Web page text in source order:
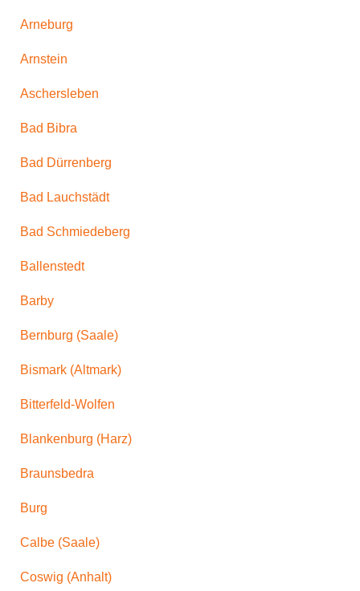
Arneburg
Arnstein
Aschersleben
Bad Bibra
Bad Dürrenberg
Bad Lauchstädt
Bad Schmiedeberg
Ballenstedt
Barby
Bernburg (Saale)
Bismark (Altmark)
Bitterfeld-Wolfen
Blankenburg (Harz)
Braunsbedra
Burg
Calbe (Saale)
Coswig (Anhalt)